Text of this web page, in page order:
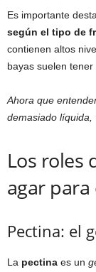
Es importante
según el tipo de
contienen altos
bayas suelen tener
Ahora que
demasiado líquida,
Los roles
agar
Pectina: el
La pectina es un